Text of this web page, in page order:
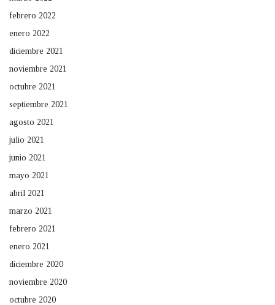
febrero 2022
enero 2022
diciembre 2021
noviembre 2021
octubre 2021
septiembre 2021
agosto 2021
julio 2021
junio 2021
mayo 2021
abril 2021
marzo 2021
febrero 2021
enero 2021
diciembre 2020
noviembre 2020
octubre 2020